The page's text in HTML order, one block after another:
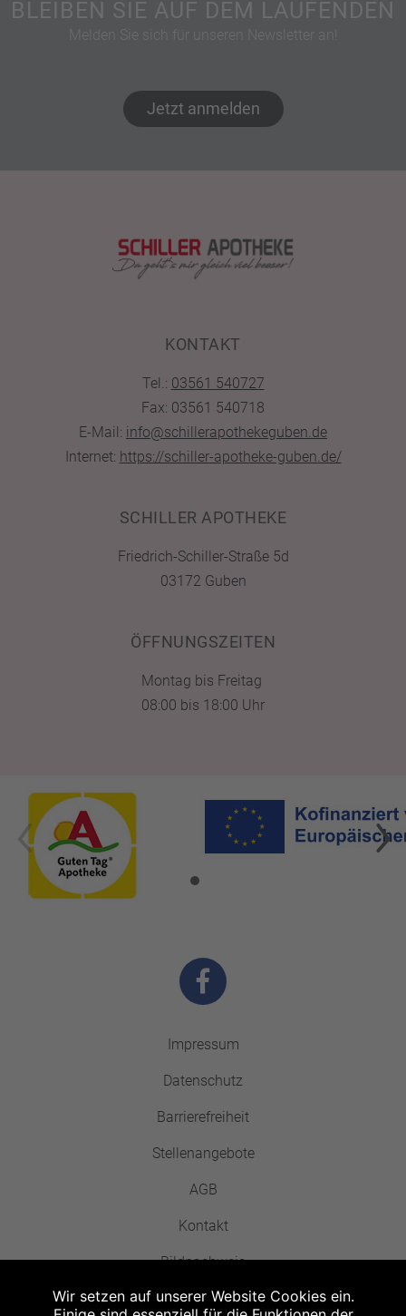
BLEIBEN SIE AUF DEM LAUFENDEN
Melden Sie sich für unseren Newsletter an!
Jetzt anmelden
KONTAKT
Tel.: 03561 540727
Fax: 03561 540718
E-Mail: info@schillerapothekeguben.de
Internet: https://schiller-apotheke-guben.de/
SCHILLER APOTHEKE
Friedrich-Schiller-Straße 5d
03172 Guben
ÖFFNUNGSZEITEN
Montag bis Freitag
08:00 bis 18:00 Uhr
Impressum
Datenschutz
Barrierefreiheit
Stellenangebote
AGB
Kontakt
Bildnachweis
Wir setzen auf unserer Website Cookies ein.